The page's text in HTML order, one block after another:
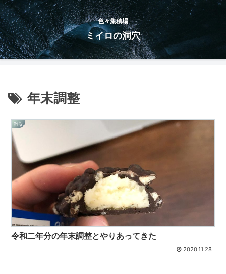
色々集積場
ミイロの洞穴
年末調整
雑記
令和二年分の年末調整とやりあってきた
2020.11.28